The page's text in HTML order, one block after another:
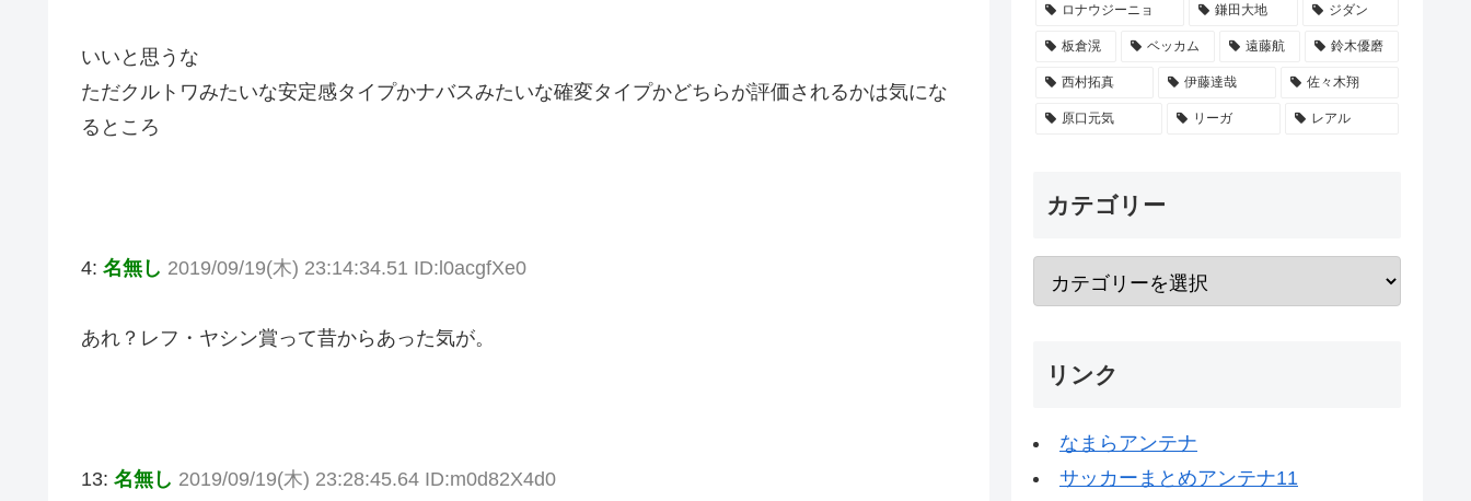
いいと思うな
ただクルトワみたいな安定感タイプかナバスみたいな確変タイプかどちらが評価されるかは気にな
るところ
4: 名無し 2019/09/19(木) 23:14:34.51 ID:l0acgfXe0
あれ？レフ・ヤシン賞って昔からあった気が。
13: 名無し 2019/09/19(木) 23:28:45.64 ID:m0d82X4d0
ロナウジーニョ 鎌田大地 ジダン
板倉滉 ベッカム 遠藤航 鈴木優磨
西村拓真 伊藤達哉 佐々木翔
原口元気 リーガ レアル
カテゴリー
リンク
なまらアンテナ
サッカーまとめアンテナ11